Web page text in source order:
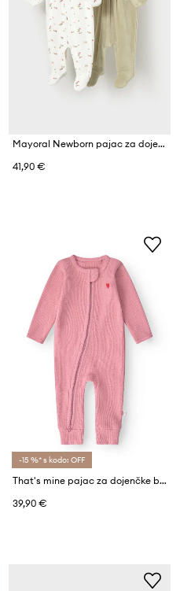
Mayoral Newborn pajac za dojenčke z bombažem
41,90 €
-15 %* s kodo: OFF
That's mine pajac za dojenčke bombažen Stefania Onesie
39,90 €